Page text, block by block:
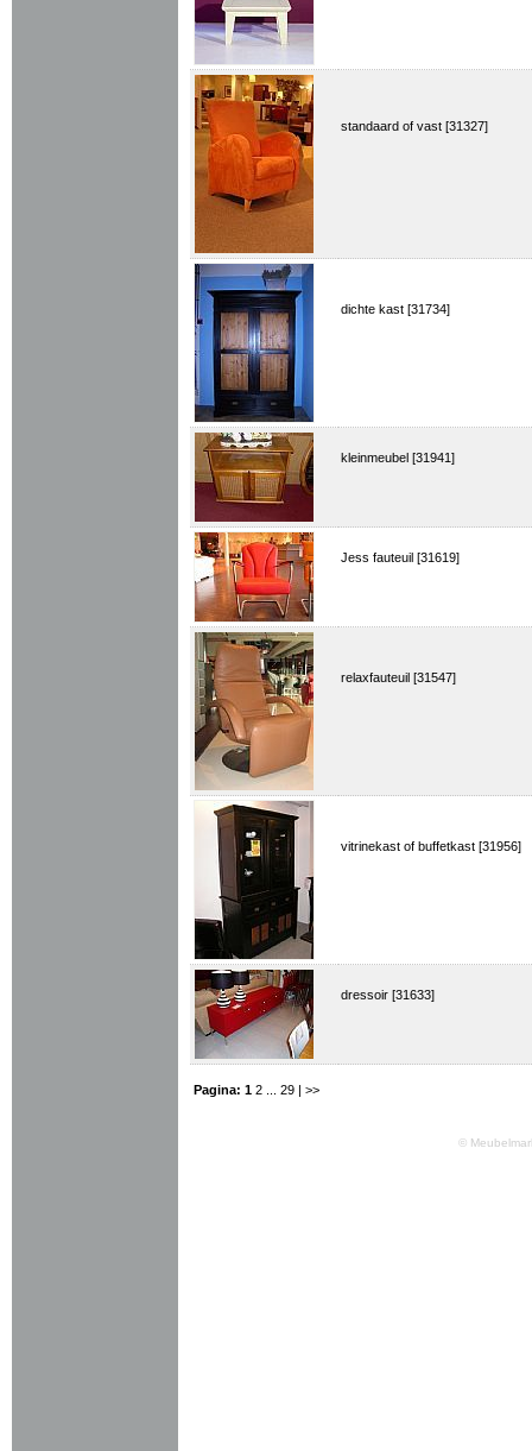
standaard of vast [31327]
dichte kast [31734]
kleinmeubel [31941]
Jess fauteuil [31619]
relaxfauteuil [31547]
vitrinekast of buffetkast [31956]
dressoir [31633]
Pagina: 1 2 29 | >>
©